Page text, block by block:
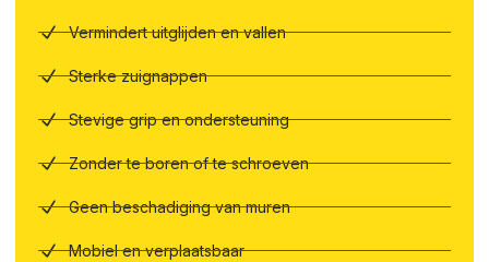
Vermindert uitglijden en vallen
Sterke zuignappen
Stevige grip en ondersteuning
Zonder te boren of te schroeven
Geen beschadiging van muren
Mobiel en verplaatsbaar